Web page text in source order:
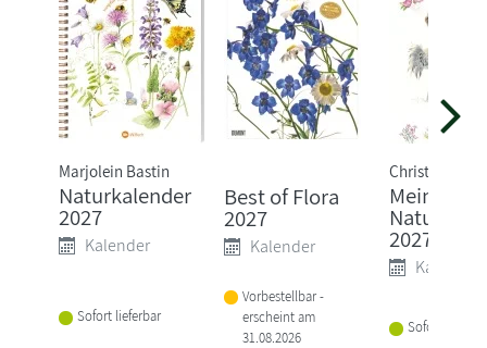
Marjolein Bastin
Naturkalender
2027
Kalender
Sofort lieferbar
Best of Flora
2027
Kalender
Vorbestellbar -
erscheint am
31.08.2026
Christopher
Mein
2027
Kalender
Sofort